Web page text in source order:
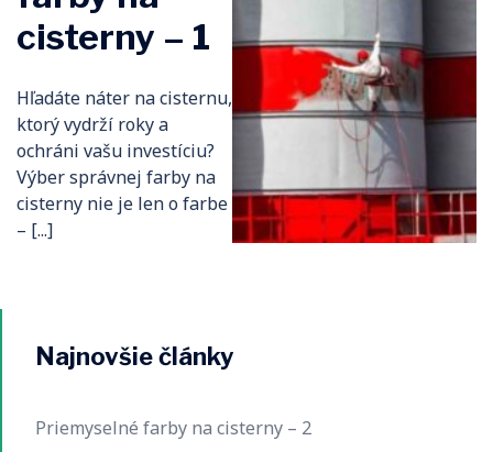
cisterny – 1
Hľadáte náter na cisternu,
ktorý vydrží roky a
ochráni vašu investíciu?
Výber správnej farby na
cisterny nie je len o farbe
– [...]
Najnovšie články
Priemyselné farby na cisterny – 2